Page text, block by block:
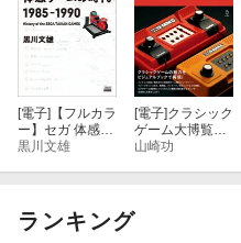
1973年「サッカー」黎明期
「ポン」の技術
1974年「スピードレース」
ダルの技術
1975年「ガンファイト」つ
[電子] 【フルカラ
ー】セガ 体感ゲ
ームの時代 198
黒川文雄
[電子]クラシック
ゲーム大博覧会
1972-1985
山崎功
ランキング